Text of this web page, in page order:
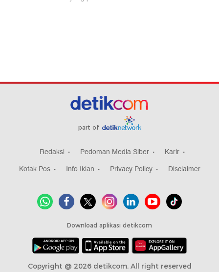
part of
Redaksi Pedoman Media Siber
Karir
Kotak Pos
Info Iklan Privacy Policy Disclaimer
Download aplikasi detikcom
Copyright @ 2026 detikcom, All right reserved